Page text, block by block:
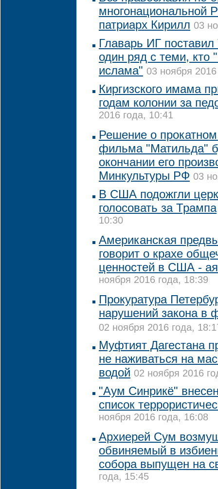
многонациональной
патриарх Кирилл 03
Главарь ИГ
один ряд с теми, кто
ислама" 03 ноября
Киргизского имама
годам колонии за
2016 года, 10:41
Решение о
фильма "Матильда"
окончании его
Минкультуры РФ 03
В США подожгли
голосовать за Трампа
10:30
Американская
говорит о крахе
ценностей в США -
ноября 2016 года, 18:39
Прокуратура
нарушений закона в
02 ноября 2016 года,
Муфтият Дагестана
не наживаться на
водой 02 ноября 2016
"Аум Синрикё"
список
ноября 2016 года, 16:08
Архиерей Сум
обвиняемый в
собора выпущен на
года, 15:45